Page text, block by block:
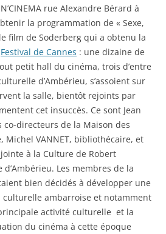
rue Alexandre Bérard à
la programmation de « Sexe,
film de Soderberg qui a obtenu la
Festival de Cannes : une dizaine de
petit hall du cinéma, trois d’entre
d’Ambérieu, s’assoient sur
la salle, bientôt rejoints par
cet insuccès. Ce sont Jean
co-directeurs de la Maison des
Michel VANNET, bibliothécaire, et
à la Culture de Robert
Les membres de la
bien décidés à développer une
culturelle ambarroise et notamment
activité culturelle et la
du cinéma à cette époque